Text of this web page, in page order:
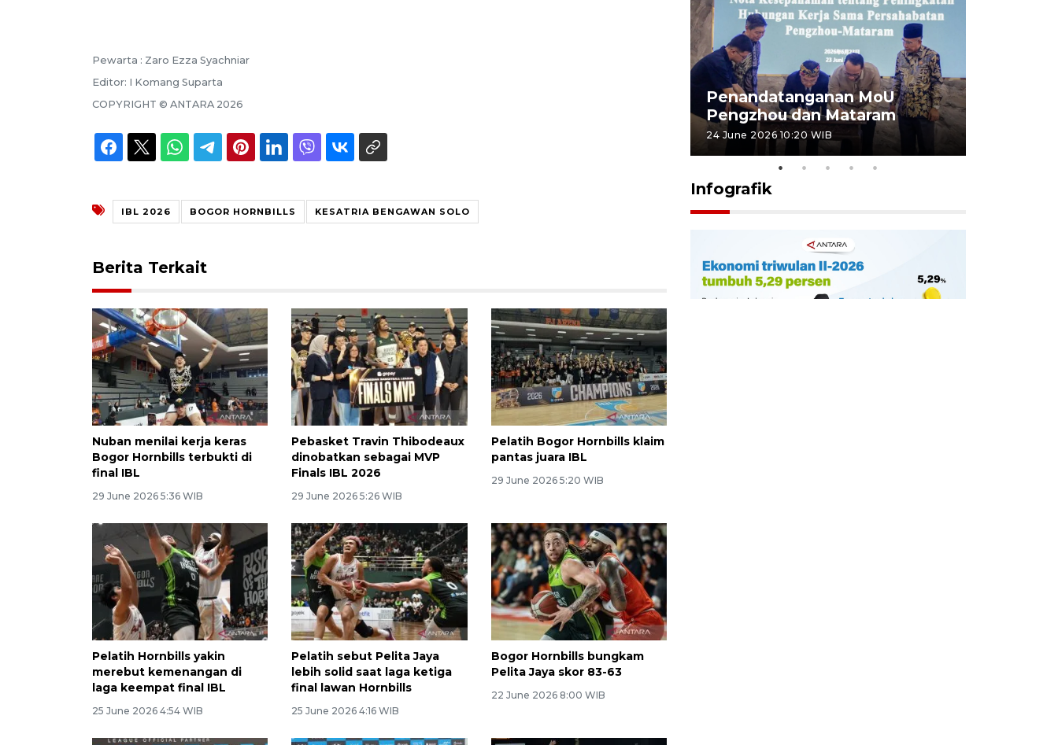
Pewarta : Zaro Ezza Syachniar
Editor: I Komang Suparta
COPYRIGHT © ANTARA 2026
IBL 2026 BOGOR HORNBILLS KESATRIA BENGAWAN SOLO
Berita Terkait
Nuban menilai kerja keras
Bogor Hornbills terbukti di
final IBL
29 June 2026 5:36 WIB
Pebasket Travin Thibodeaux
dinobatkan sebagai MVP
Finals IBL 2026
29 June 2026 5:26 WIB
Pelatih Bogor Hornbills klaim
pantas juara IBL
29 June 2026 5:20 WIB
Pelatih Hornbills yakin
merebut kemenangan di
laga keempat final IBL
25 June 2026 4:54 WIB
Pelatih sebut Pelita Jaya
lebih solid saat laga ketiga
final lawan Hornbills
25 June 2026 4:16 WIB
Bogor Hornbills bungkam
Pelita Jaya skor 83-63
22 June 2026 8:00 WIB
Penandatanganan MoU
Pengzhou dan Mataram
24 June 2026 10:20 WIB
Infografik
jalanan Jakarta